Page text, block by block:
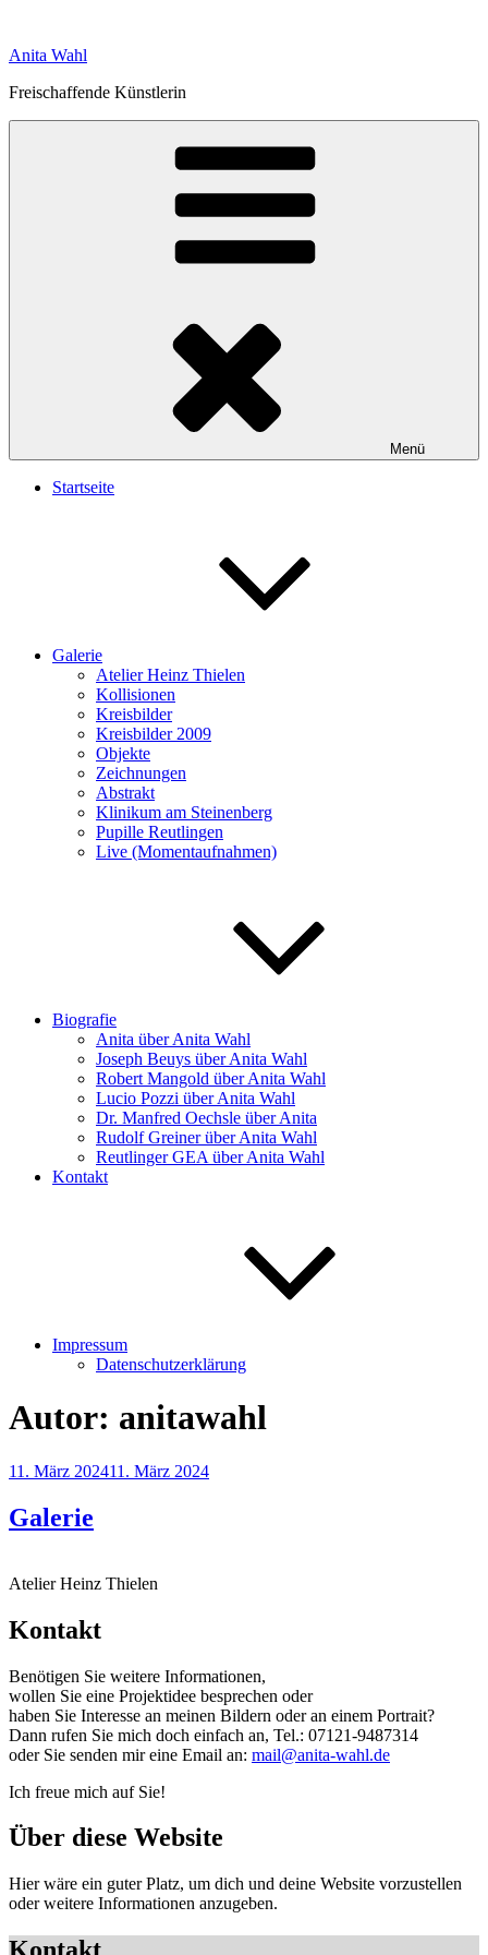
springen
Anita Wahl
Freischaffende Künstlerin
Menü
Startseite
Galerie
Atelier Heinz Thielen
Kollisionen
Kreisbilder
Kreisbilder 2009
Objekte
Zeichnungen
Abstrakt
Klinikum am Steinenberg
Pupille Reutlingen
Live (Momentaufnahmen)
Biografie
Anita über Anita Wahl
Joseph Beuys über Anita Wahl
Robert Mangold über Anita Wahl
Lucio Pozzi über Anita Wahl
Dr. Manfred Oechsle über Anita
Rudolf Greiner über Anita Wahl
Reutlinger GEA über Anita Wahl
Kontakt
Impressum
Datenschutzerklärung
Autor: anitawahl
Veröffentlicht
11. März 202411. März 2024
Galerie
Atelier Heinz Thielen
Kontakt
Benötigen Sie weitere Informationen,
wollen Sie eine Projektidee besprechen oder
haben Sie Interesse an meinen Bildern oder an einem Portrait?
Dann rufen Sie mich doch einfach an, Tel.: 07121-9487314
oder Sie senden mir eine Email an: mail@anita-wahl.de
Ich freue mich auf Sie!
Über diese Website
Hier wäre ein guter Platz, um dich und deine Website vorzustellen
oder weitere Informationen anzugeben.